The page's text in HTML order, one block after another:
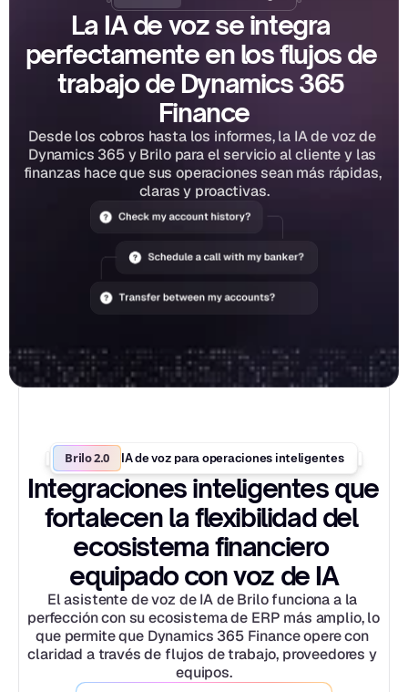
La IA de voz se integra
perfectamente en los flujos de
trabajo de Dynamics 365
Finance
Desde los cobros hasta los informes, la IA de voz de
Dynamics 365 y Brilo para el servicio al cliente y las
finanzas hace que sus operaciones sean más rápidas,
claras y proactivas.
Brilo 2.0 IA de voz para operaciones inteligentes
Integraciones inteligentes que
fortalecen la flexibilidad del
ecosistema financiero
equipado con voz de IA
El asistente de voz de IA de Brilo funciona a la
perfección con su ecosistema de ERP más amplio, lo
que permite que Dynamics 365 Finance opere con
claridad a través de flujos de trabajo, proveedores y
equipos.